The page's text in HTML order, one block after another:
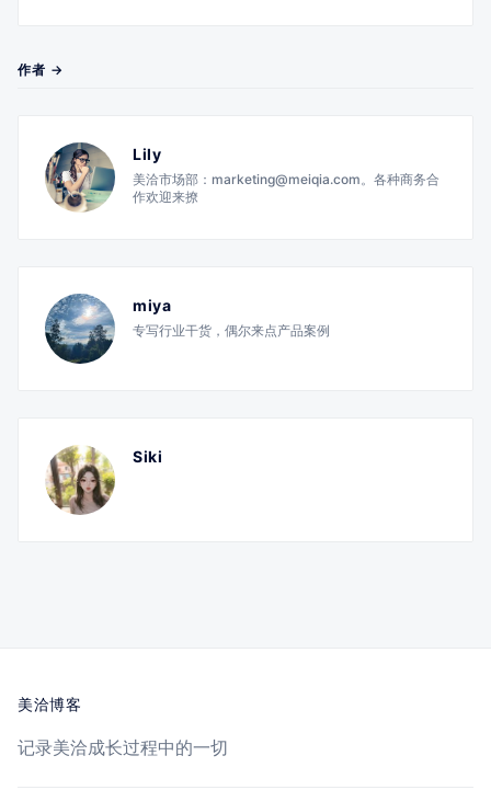
作者 →
Lily
美洽市场部：marketing@meiqia.com。各种商务合
作欢迎来撩
miya
专写行业干货，偶尔来点产品案例
Siki
美洽博客
记录美洽成长过程中的一切